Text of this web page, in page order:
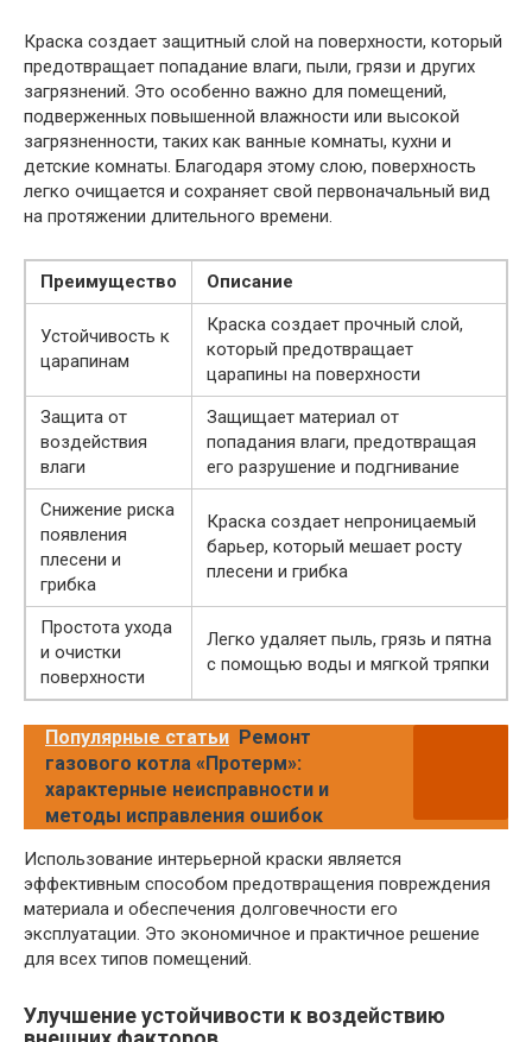
Краска создает защитный слой на поверхности, который
предотвращает попадание влаги, пыли, грязи и других
загрязнений. Это особенно важно для помещений,
подверженных повышенной влажности или высокой
загрязненности, таких как ванные комнаты, кухни и
детские комнаты. Благодаря этому слою, поверхность
легко очищается и сохраняет свой первоначальный вид
на протяжении длительного времени.
Преимущество Описание
Устойчивость к
царапинам
Краска создает прочный слой,
который предотвращает
царапины на поверхности
Защита от
воздействия
влаги
Защищает материал от
попадания влаги, предотвращая
его разрушение и подгнивание
Снижение риска
появления
плесени и
грибка
Краска создает непроницаемый
барьер, который мешает росту
плесени и грибка
Простота ухода
и очистки
поверхности
Легко удаляет пыль, грязь и пятна
с помощью воды и мягкой тряпки
Популярные статьи Ремонт
газового котла «Протерм»:
характерные неисправности и
методы исправления ошибок
Использование интерьерной краски является
эффективным способом предотвращения повреждения
материала и обеспечения долговечности его
эксплуатации. Это экономичное и практичное решение
для всех типов помещений.
Улучшение устойчивости к воздействию